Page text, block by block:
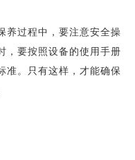
养过程中，要注意安全操
，要按照设备的使用手册
准。只有这样，才能确保